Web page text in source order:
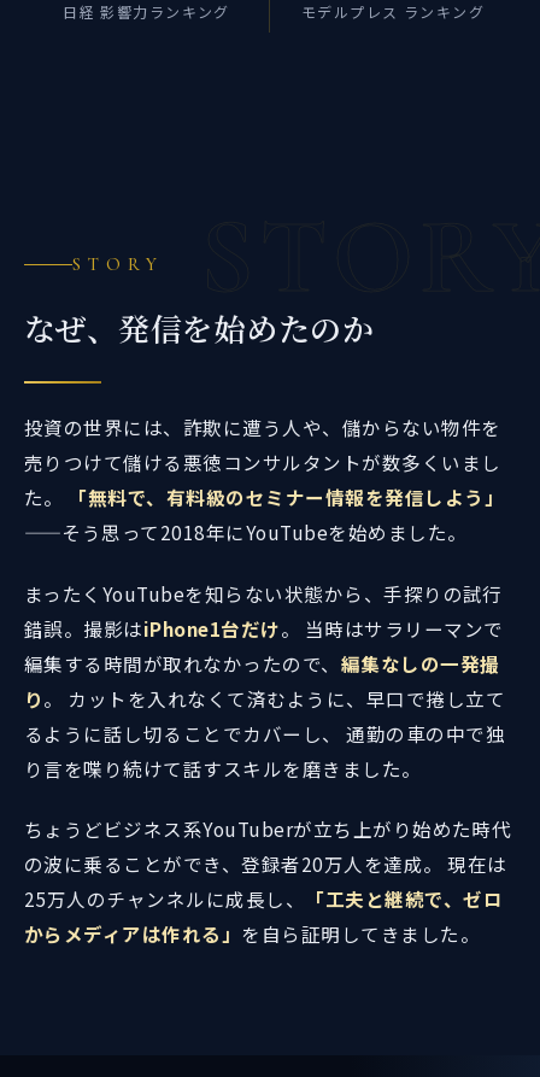
日経 影響力ランキング モデルプレス ランキング
STORY
なぜ、発信を始めたのか
投資の世界には、詐欺に遭う人や、儲からない物件を
売りつけて儲ける悪徳コンサルタントが数多くいまし
た。
「無料で、有料級のセミナー情報を発信しよう」
——そう思って2018年にYouTubeを始めました。
まったくYouTubeを知らない状態から、手探りの試行
錯誤。撮影はiPhone1台だけ。 当時はサラリーマンで
編集する時間が取れなかったので、 編集なしの一発撮
り。 カットを入れなくて済むように、早口で捲し立て
るように話し切ることでカバーし、 通勤の車の中で独
り言を喋り続けて話すスキルを磨きました。
ちょうどビジネス系YouTuberが立ち上がり始めた時代
の波に乗ることができ、登録者20万人を達成。 現在は
25万人のチャンネルに成長し、
「工夫と継続で、ゼロ
からメディアは作れる」 を自ら証明してきました。